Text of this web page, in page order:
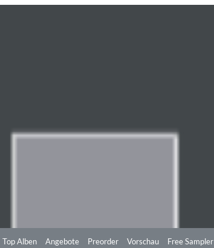
Top Alben Angebote Preorder Vorschau Free Sampler